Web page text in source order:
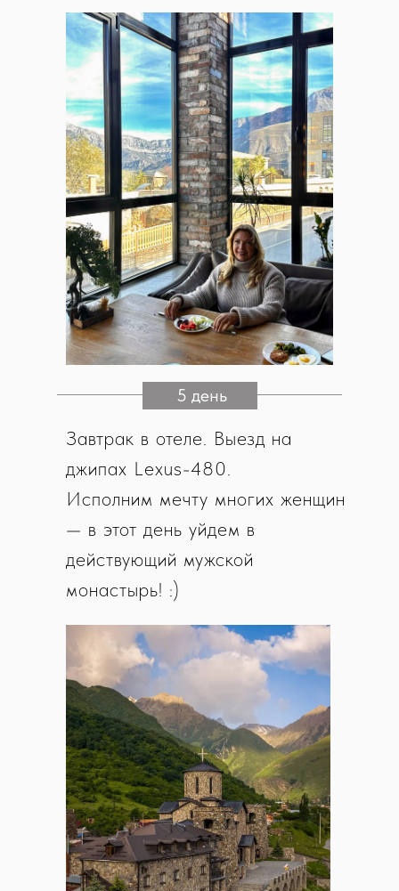
5 день
Завтрак в отеле. Выезд на
джипах Lexus-480.
Исполним мечту многих женщин
— в этот день уйдем в
действующий мужской
монастырь! :)